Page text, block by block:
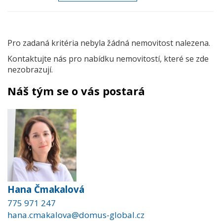
Pro zadaná kritéria nebyla žádná nemovitost nalezena.
Kontaktujte nás pro nabídku nemovitostí, které se zde
nezobrazují.
Náš tým se o vás postará
Hana Čmakalová
775 971 247
hana.cmakalova@domus-global.cz